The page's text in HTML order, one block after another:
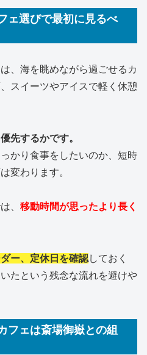
ェ選びで最初に見るべ
、海を眺めながら過ごせるカ
スイーツやアイスで軽く休憩
先するかです。
かり食事をしたいのか、短時
変わります。
、 移動時間が思ったより長く
ー、定休日を確認しておく
たという残念な流れを避けや
フェは斎場御嶽との組